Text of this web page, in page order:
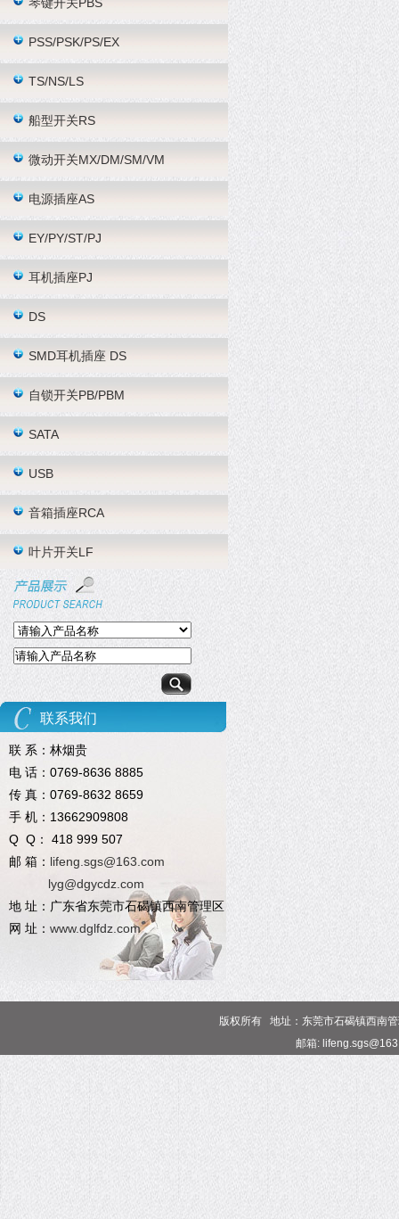
PSS/PSK/PS/EX
TS/NS/LS
船型开关RS
微动开关MX/DM/SM/VM
电源插座AS
EY/PY/ST/PJ
耳机插座PJ
DS
SMD耳机插座 DS
自锁开关PB/PBM
SATA
USB
音箱插座RCA
叶片开关LF
联系我们
联 系：林烟贵
电 话：0769-8636 8885
传 真：0769-8632 8659
手 机：13662909808
Q Q： 418 999 507
邮 箱： lifeng.sgs@163.com
lyg@dgycdz.com
地 址：广东省东莞市石碣镇西南管理区
网 址： www.dglfdz.com
版权所有 地址：东莞市石碣镇西南
邮箱: